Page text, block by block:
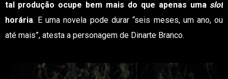
tal produção ocupe bem mais do que apenas uma slot
horária. E uma novela pode durar “seis meses, um ano, ou
até mais”, atesta a personagem de Dinarte Branco.